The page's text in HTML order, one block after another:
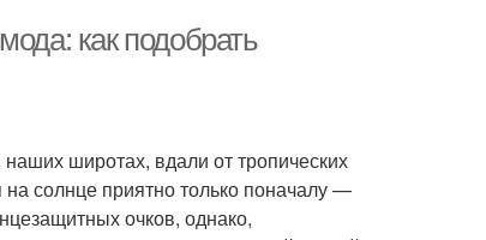
как подобрать
широтах, вдали от тропических
солнце приятно только поначалу —
очков, однако,